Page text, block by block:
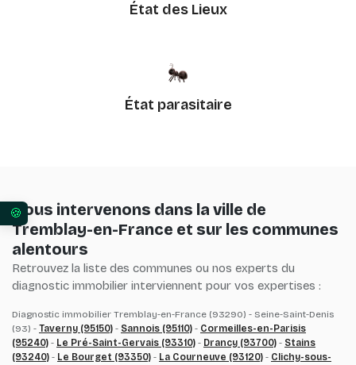
État des Lieux
État parasitaire
Nous intervenons dans la ville de
Tremblay-en-France et sur les communes
alentours
Retrouvez la liste des communes ou nos experts du
diagnostic immobilier interviennent pour vos expertises :
Diagnostic immobilier Tremblay-en-France (93290) - Seine-Saint-Denis
(93) - Taverny (95150) - Sannois (95110) - Cormeilles-en-Parisis
(95240) - Le Pré-Saint-Gervais (93310) - Drancy (93700) - Stains
(93240) - Le Bourget (93350) - La Courneuve (93120) - Clichy-sous-
Vos préférences en matière de consentement